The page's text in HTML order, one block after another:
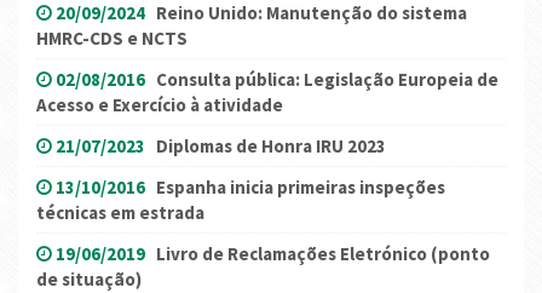
20/09/2024 Reino Unido: Manutenção do sistema
HMRC-CDS e NCTS
02/08/2016 Consulta pública: Legislação Europeia de
Acesso e Exercício à atividade
21/07/2023 Diplomas de Honra IRU 2023
13/10/2016 Espanha inicia primeiras inspeções
técnicas em estrada
19/06/2019 Livro de Reclamações Eletrónico (ponto
de situação)